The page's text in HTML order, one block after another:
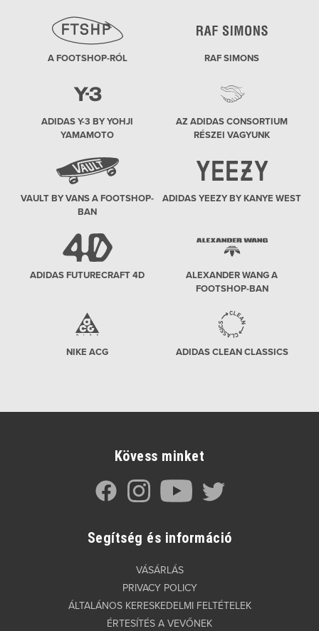
A FOOTSHOP-RÓL RAF SIMONS
ADIDAS Y-3 BY YOHJI
YAMAMOTO
AZ ADIDAS CONSORTIUM
RÉSZEI VAGYUNK
VAULT BY VANS A FOOTSHOP-
BAN
ADIDAS YEEZY BY KANYE WEST
ADIDAS FUTURECRAFT 4D
ALEXANDER WANG A
FOOTSHOP-BAN
NIKE ACG ADIDAS CLEAN CLASSICS
Kövess minket
Segítség és információ
VÁSÁRLÁS
PRIVACY POLICY
ÁLTALÁNOS KERESKEDELMI FELTÉTELEK
ÉRTESÍTÉS A VEVŐNEK